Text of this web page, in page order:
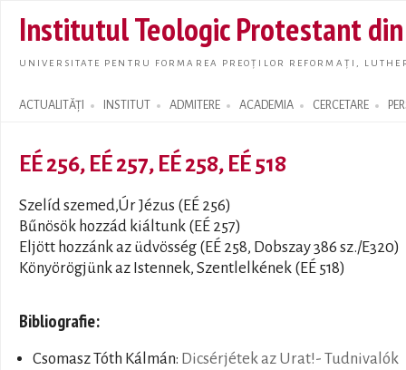
main
Institutul Teologic Protestant
UNIVERSITATE PENTRU FORMAREA PREOȚILOR REFORMAȚI,
ACTUALITĂȚI INSTITUT ADMITERE ACADEMIA CERCETARE
Search form
EÉ 256, EÉ 257, EÉ 258, EÉ 518
Szelíd szemed,Úr Jézus (EÉ 256)
Bűnösök hozzád kiáltunk (EÉ 257)
Eljött hozzánk az üdvösség (EÉ 258, Dobszay 386 sz./E320)
Könyörögjünk az Istennek, Szentlelkének (EÉ 518)
Bibliografie:
Csomasz Tóth Kálmán: Dicsérjétek az Urat!- Tudnivalók